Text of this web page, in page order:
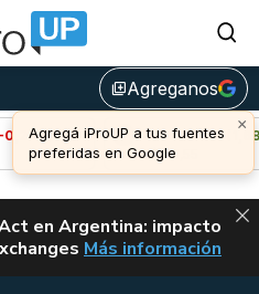
library_addAgreganos
Avalanche (1,68%)
u$s 6,55
en Argentina: impacto
CLARITY ACT EN
Más información